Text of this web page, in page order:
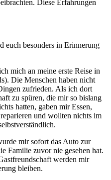
Diese Erfahrungen
euch besonders in Erinnerung
mich an meine erste Reise in
Die Menschen haben nicht
zufrieden. Als ich dort
zu spüren, die mir so bislang
hatten, gaben mir Essen,
und wollten nichts im
mir sofort das Auto zur
Familie zuvor nie gesehen hat.
werden mir
bleiben.